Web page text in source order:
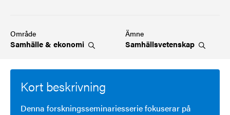
Område
Samhälle & ekonomi
Ämne
Samhällsvetenskap
Kort beskrivning
Denna forskningsseminariesserie fokuserar på